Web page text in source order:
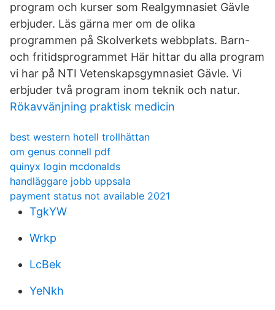
program och kurser som Realgymnasiet Gävle
erbjuder. Läs gärna mer om de olika
programmen på Skolverkets webbplats. Barn-
och fritidsprogrammet Här hittar du alla program
vi har på NTI Vetenskapsgymnasiet Gävle. Vi
erbjuder två program inom teknik och natur.
Rökavvänjning praktisk medicin
best western hotell trollhättan
om genus connell pdf
quinyx login mcdonalds
handläggare jobb uppsala
payment status not available 2021
TgkYW
Wrkp
LcBek
YeNkh